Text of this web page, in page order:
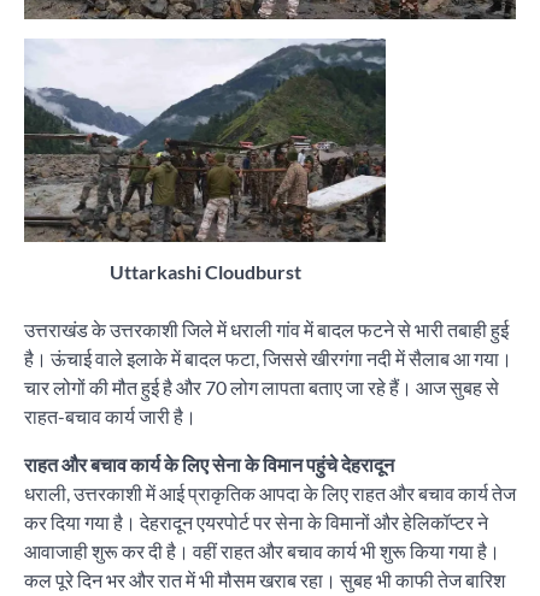
Uttarkashi Cloudburst
उत्तराखंड के उत्तरकाशी जिले में धराली गांव में बादल फटने से भारी तबाही हुई
है। ऊंचाई वाले इलाके में बादल फटा, जिससे खीरगंगा नदी में सैलाब आ गया।
चार लोगों की मौत हुई है और 70 लोग लापता बताए जा रहे हैं। आज सुबह से
राहत-बचाव कार्य जारी है।
राहत और बचाव कार्य के लिए सेना के विमान पहुंचे देहरादून
धराली, उत्तरकाशी में आई प्राकृतिक आपदा के लिए राहत और बचाव कार्य तेज
कर दिया गया है। देहरादून एयरपोर्ट पर सेना के विमानों और हेलिकॉप्टर ने
आवाजाही शुरू कर दी है। वहीं राहत और बचाव कार्य भी शुरू किया गया है।
कल पूरे दिन भर और रात में भी मौसम खराब रहा। सुबह भी काफी तेज बारिश